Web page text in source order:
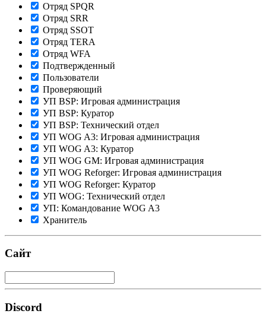
Отряд SPQR
Отряд SRR
Отряд SSOT
Отряд TERA
Отряд WFA
Подтвержденный
Пользователи
Проверяющий
УП BSP: Игровая администрация
УП BSP: Куратор
УП BSP: Технический отдел
УП WOG A3: Игровая администрация
УП WOG A3: Куратор
УП WOG GM: Игровая администрация
УП WOG Reforger: Игровая администрация
УП WOG Reforger: Куратор
УП WOG: Технический отдел
УП: Командование WOG A3
Хранитель
Сайт
Discord